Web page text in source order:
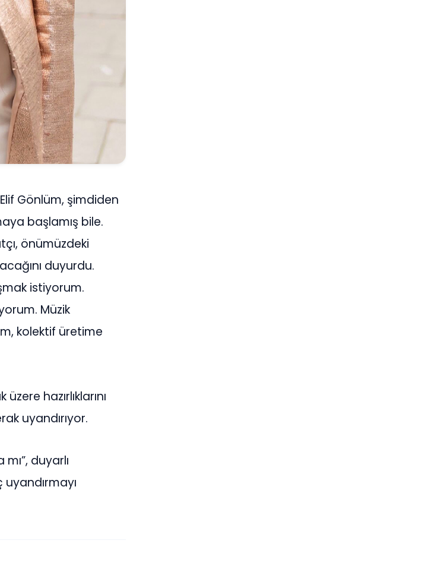
Gönlüm, şimdiden
başlamış bile.
önümüzdeki
duyurdu.
istiyorum.
Müzik
kolektif üretime
hazırlıklarını
uyandırıyor.
duyarlı